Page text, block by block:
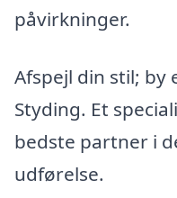
påvirkninger.
Afspejl din stil; by
Styding. Et
bedste partner i
udførelse.